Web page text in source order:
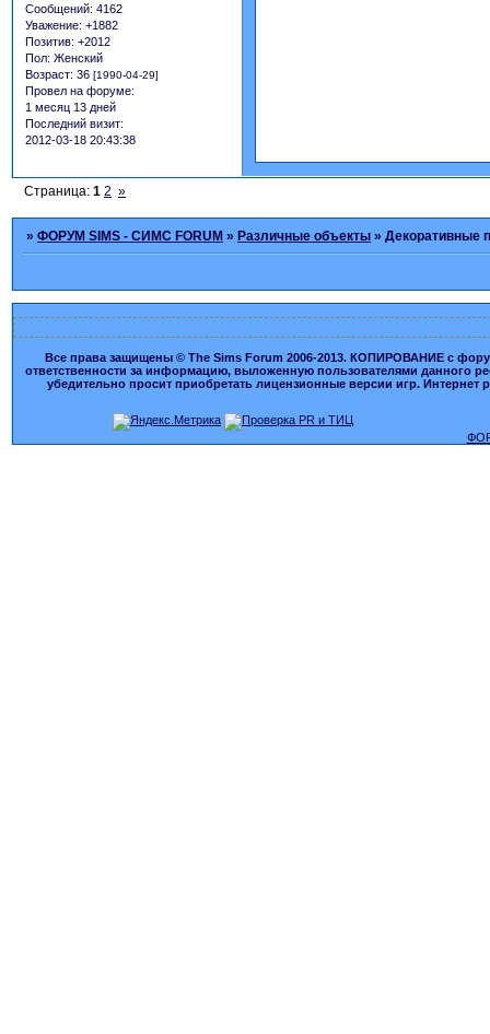
Сообщений: 4162
Уважение: +1882
Позитив: +2012
Пол: Женский
Возраст: 36 [1990-04-29]
Провел на форуме:
1 месяц 13 дней
Последний визит:
2012-03-18 20:43:38
Страница:1 2 »
»ФОРУМ SIMS - СИМС FORUM » Различные объекты »Декоративные
Все права защищены © The Sims Forum 2006-2013. КОПИРОВАНИЕ с
ответственности за информацию, выложенную пользователями данного
убедительно просит приобретать лицензионные версии игр.